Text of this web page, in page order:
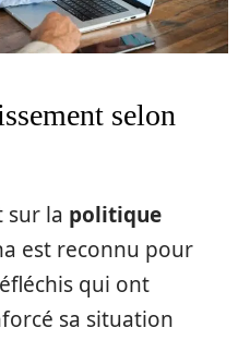
selon
sur la politique
est reconnu pour
qui ont
sa situation